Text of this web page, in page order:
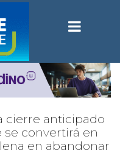
cierre anticipado
convertirá en
en abandonar